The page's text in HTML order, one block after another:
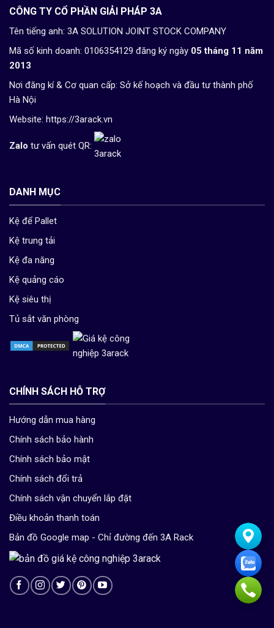
CÔNG TY CỔ PHẦN GIẢI PHÁP 3A
Tên tiếng anh: 3A SOLUTION JOINT STOCK COMPANY
Mã số kinh doanh: 0106354129 đăng ký ngày 05 tháng 11 năm
2013
Nơi đăng kí & Cơ quan cấp: Sở kế hoạch và đầu tư thành phố
Hà Nội
Website: https://3arack.vn
Zalo tư vấn quét QR:
DANH MỤC
Kệ để Pallet
Kệ trung tải
Kệ đa năng
Kệ quảng cáo
Kệ siêu thị
Tủ sắt văn phòng
CHÍNH SÁCH HỖ TRỢ
Hướng dẫn mua hàng
Chính sách bảo hành
Chính sách bảo mật
Chính sách đổi trả
Chính sách vận chuyển lắp đặt
Điều khoản thanh toán
Bản đồ Google map - Chỉ đường đến 3A Rack